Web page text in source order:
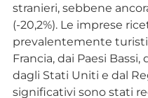
stranieri, sebbene
(-20,2%). Le imprese
prevalentemente
Francia, dai Paesi Bassi,
dagli Stati Uniti e dal
significativi sono stati